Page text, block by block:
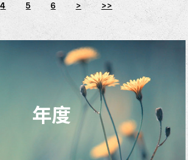
4 5 6 > >>
年度